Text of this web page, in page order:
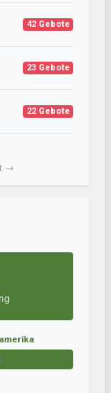
42 Gebote
23 Gebote
22 Gebote
→